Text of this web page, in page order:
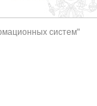
систем"